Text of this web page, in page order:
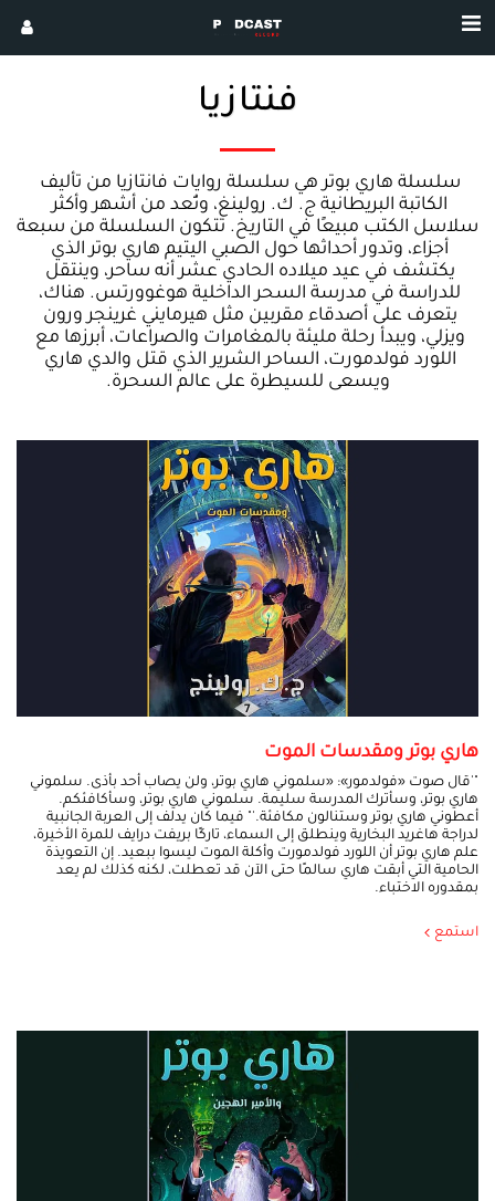
فنتازيا
ويسعى للسيطرة على عالم السحرة.
هاري بوتر ومقدسات الموت
"'قال صوت «فولدمور»: «سلموني هاري بوتر، ولن يصاب أحد بأذى. سلموني
هاري بوتر، وسأترك المدرسة سليمة. سلموني هاري بوتر، وسأكافئكم.
أعطوني هاري بوتر وستنالون مكافئة.'" فيما كان يدلف إلى العربة الجانبية
لدراجة هاغريد البخارية وينطلق إلى السماء، تاركًا بريفت درايف للمرة الأخيرة،
علم هاري بوتر أن اللورد فولدمورت وأكلة الموت ليسوا ببعيد. إن التعويذة
الحامية التي أبقت هاري سالمًا حتى الآن قد تعطلت، لكنه كذلك لم يعد
بمقدوره الاختباء.
استمع